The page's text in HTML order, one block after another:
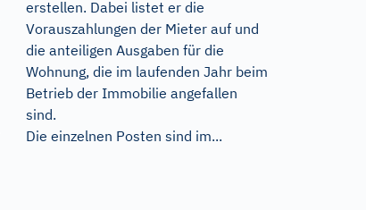
erstellen. Dabei listet er die
Vorauszahlungen der Mieter auf und
die anteiligen Ausgaben für die
Wohnung, die im laufenden Jahr beim
Betrieb der Immobilie angefallen
sind.
Die einzelnen Posten sind im...